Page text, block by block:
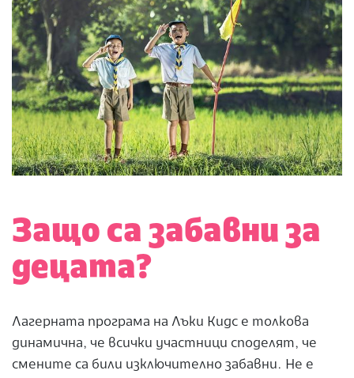
Защо са забавни за
децата?
Лагерната програма на Лъки Кидс е толкова
динамична, че всички участници споделят, че
смените са били изключително забавни. Не е